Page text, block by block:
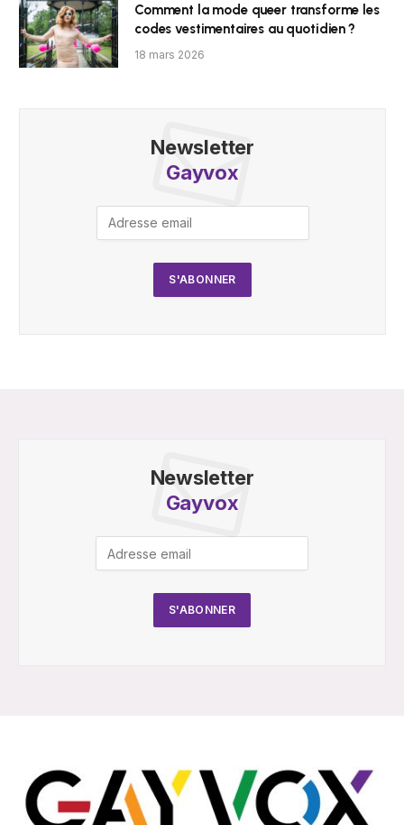
Comment la mode queer transforme les
codes vestimentaires au quotidien ?
18 mars 2026
Newsletter
Gayvox
Newsletter
Gayvox